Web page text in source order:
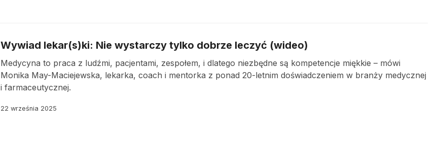
Wywiad lekar(s)ki: Nie wystarczy tylko dobrze leczyć (wideo)
Medycyna to praca z ludźmi, pacjentami, zespołem, i dlatego niezbędne są kompetencje miękkie – mówi
Monika May-Maciejewska, lekarka, coach i mentorka z ponad 20-letnim doświadczeniem w branży medycznej
i farmaceutycznej.
22 września 2025